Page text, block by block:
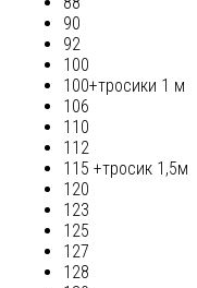
90
92
100
100+тросики 1 м
106
110
112
115 +тросик 1,5м
120
123
125
127
128